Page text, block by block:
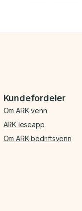
Kundefordeler
Om ARK-venn
ARK leseapp
Om ARK-bedriftsvenn